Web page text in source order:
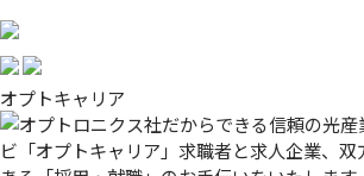
オプトキャリア